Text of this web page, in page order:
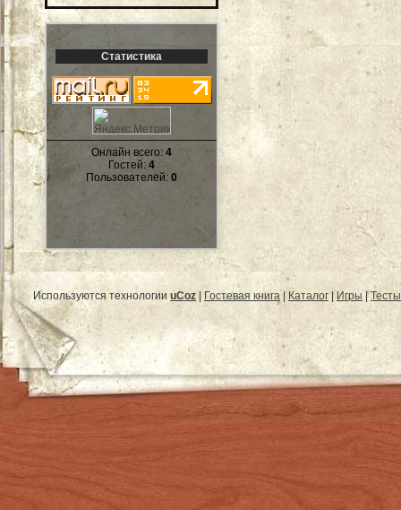
Статистика
Онлайн всего: 4
Гостей: 4
Пользователей: 0
Используются технологии uCoz Гостевая книга| Каталог Игры |Тесты